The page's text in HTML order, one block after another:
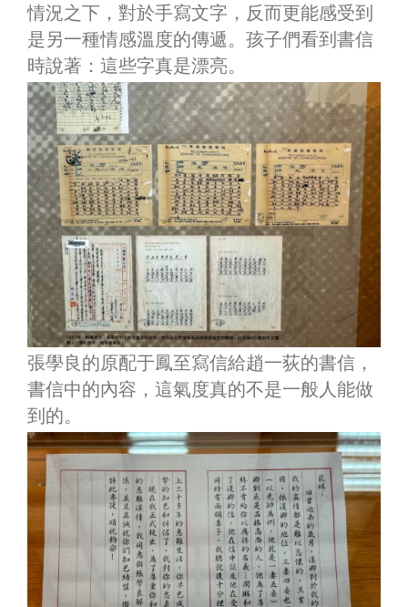
情況之下，對於手寫文字，反而更能感受到
是另一種情感溫度的傳遞。孩子們看到書信
時說著：這些字真是漂亮。
張學良的原配于鳳至寫信給趙一荻的書信，
書信中的內容，這氣度真的不是一般人能做
到的。